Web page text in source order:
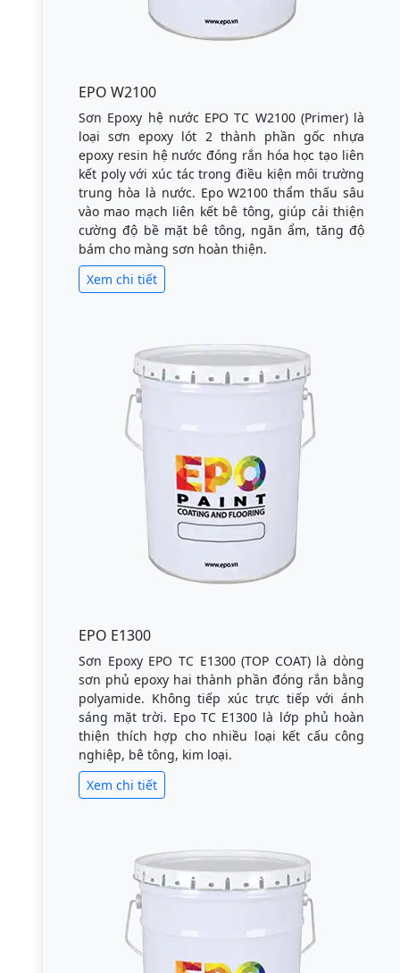
EPO W2100
Sơn Epoxy hệ nước EPO TC W2100 (Primer) là
loại sơn epoxy lót 2 thành phần gốc nhựa
epoxy resin hệ nước đóng rắn hóa học tạo liên
kết poly với xúc tác trong điều kiện môi trường
trung hòa là nước. Epo W2100 thẩm thấu sâu
vào mao mạch liên kết bê tông, giúp cải thiện
cường độ bề mặt bê tông, ngăn ẩm, tăng độ
bám cho màng sơn hoàn thiện.
Xem chi tiết
EPO E1300
Sơn Epoxy EPO TC E1300 (TOP COAT) là dòng
sơn phủ epoxy hai thành phần đóng rắn bằng
polyamide. Không tiếp xúc trực tiếp với ánh
sáng mặt trời. Epo TC E1300 là lớp phủ hoàn
thiện thích hợp cho nhiều loại kết cấu công
nghiệp, bê tông, kim loại.
Xem chi tiết